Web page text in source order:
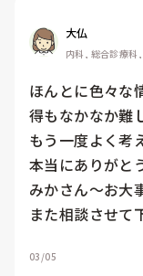
大仏
内科, 総合診療科
ほんとに色々な
得もなかなか難
もう一度よく考
本当にありがと
みかさん～お大
また相談させて
03/05